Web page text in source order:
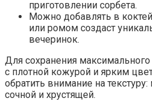
приготовлении сорбета.
Можно добавлять в
или ромом создаст
вечеринок.
Для сохранения
с плотной кожурой и ярким
обратить внимание на
сочной и хрустящей.